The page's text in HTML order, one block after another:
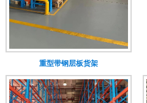
重型带钢层板货架